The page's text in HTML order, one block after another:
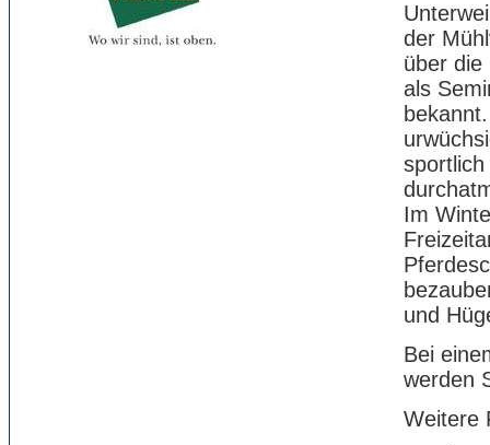
der
über die
als
Im
und
Bei
werden
Weitere